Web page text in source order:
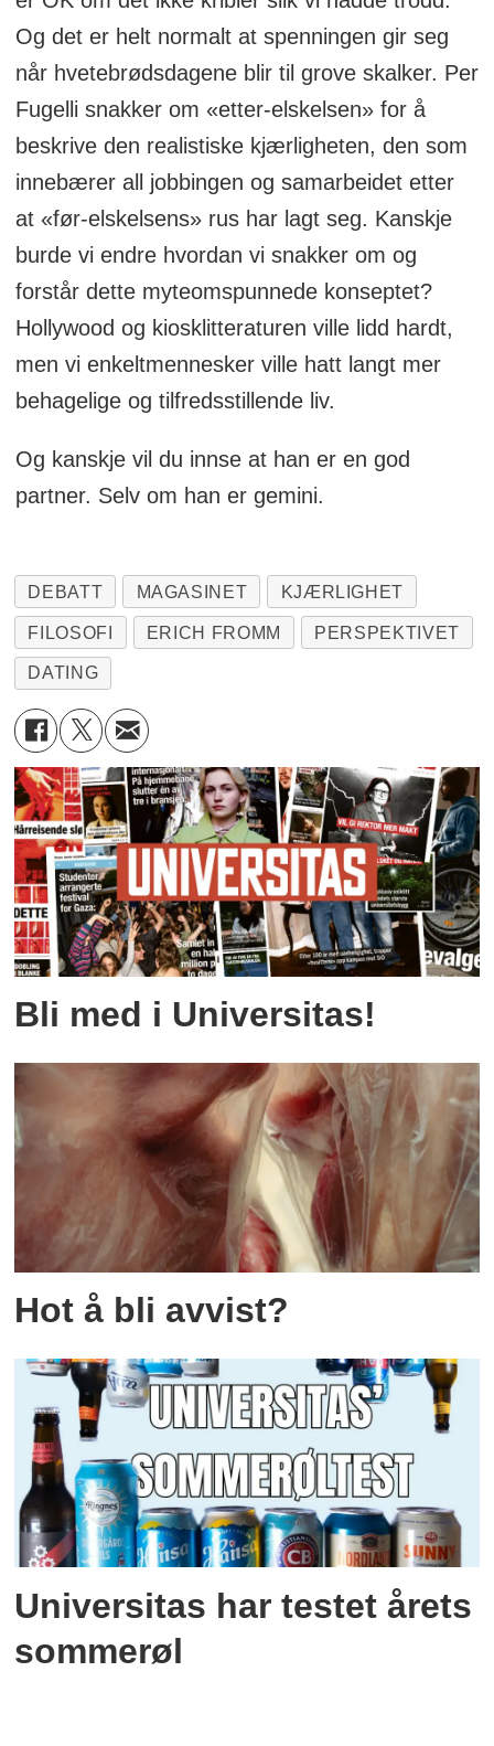
Og det er helt normalt at spenningen gir seg
når hvetebrødsdagene blir til grove skalker. Per
Fugelli snakker om «etter-elskelsen» for å
beskrive den realistiske kjærligheten, den som
innebærer all jobbingen og samarbeidet etter
at «før-elskelsens» rus har lagt seg. Kanskje
burde vi endre hvordan vi snakker om og
forstår dette myteomspunnede konseptet?
Hollywood og kiosklitteraturen ville lidd hardt,
men vi enkeltmennesker ville hatt langt mer
behagelige og tilfredsstillende liv.
Og kanskje vil du innse at han er en god
partner. Selv om han er gemini.
DEBATT MAGASINET KJÆRLIGHET
FILOSOFI ERICH FROMM PERSPEKTIVET
DATING
Bli med i Universitas!
Hot å bli avvist?
Universitas har testet årets
sommerøl